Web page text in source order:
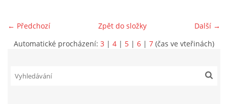
"KNIHOBUDKY"
← Předchozí Další →
Zpět do složky
Automatické procházení: 3 | 4 | 5 | 6 | 7 (čas ve vteřinách)